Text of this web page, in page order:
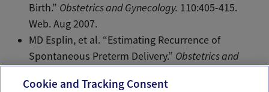
Birth.” Obstetrics and Gynecology. 110:405-415.
Web. Aug 2007.
MD Esplin, et al. “Estimating Recurrence of
Spontaneous Preterm Delivery.” Obstetrics and
Cookie and Tracking Consent